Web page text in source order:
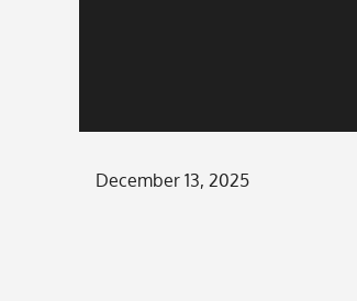
Posted
December 13, 2025